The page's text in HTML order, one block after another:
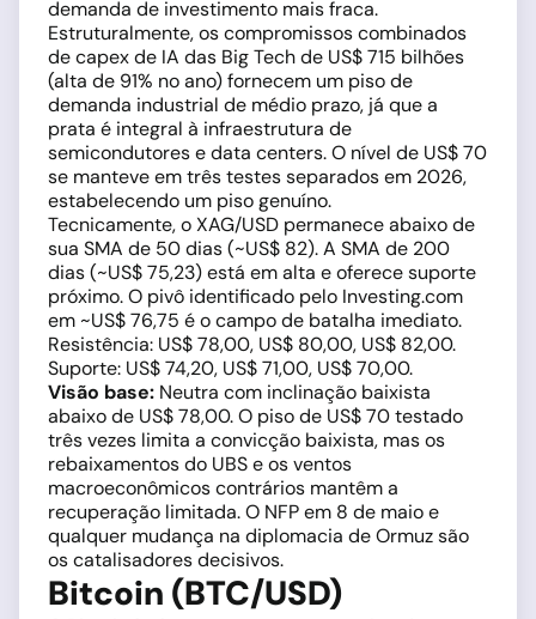
demanda de investimento mais fraca.
Estruturalmente, os compromissos combinados
de capex de IA das Big Tech de US$ 715 bilhões
(alta de 91% no ano) fornecem um piso de
demanda industrial de médio prazo, já que a
prata é integral à infraestrutura de
semicondutores e data centers. O nível de US$ 70
se manteve em três testes separados em 2026,
estabelecendo um piso genuíno.
Tecnicamente, o XAG/USD permanece abaixo de
sua SMA de 50 dias (~US$ 82). A SMA de 200
dias (~US$ 75,23) está em alta e oferece suporte
próximo. O pivô identificado pelo Investing.com
em ~US$ 76,75 é o campo de batalha imediato.
Resistência: US$ 78,00, US$ 80,00, US$ 82,00.
Suporte: US$ 74,20, US$ 71,00, US$ 70,00.
Visão base: Neutra com inclinação baixista
abaixo de US$ 78,00. O piso de US$ 70 testado
três vezes limita a convicção baixista, mas os
rebaixamentos do UBS e os ventos
macroeconômicos contrários mantêm a
recuperação limitada. O NFP em 8 de maio e
qualquer mudança na diplomacia de Ormuz são
os catalisadores decisivos.
Bitcoin (BTC/USD)